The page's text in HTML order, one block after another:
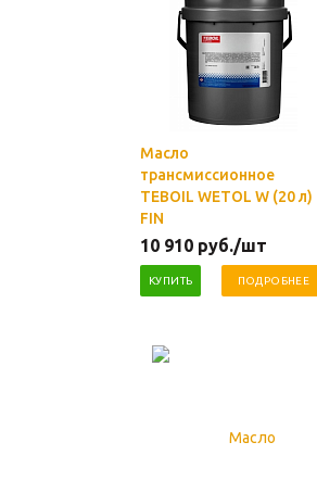
Масло
трансмиссионное
TEBOIL WETOL W (20 л)
FIN
10 910 руб./шт
КУПИТЬ ПОДРОБНЕЕ